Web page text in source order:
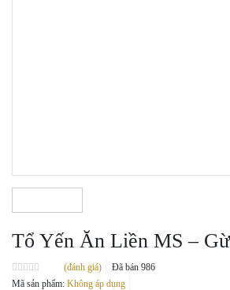
Tổ Yến Ăn Liền MS –
Được
(đánh giá) Đã bán 986
Mã sản phẩm: Không áp dụng